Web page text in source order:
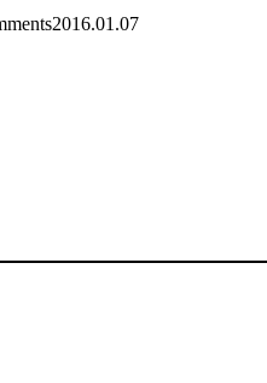
2016.01.07